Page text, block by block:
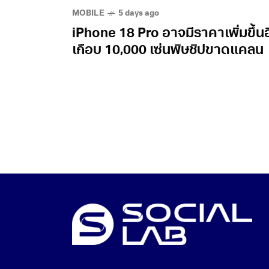
MOBILE 5 days ago
iPhone 18 Pro อาจมีราคาเพิ่มขึ้น
เกือบ 10,000 เซ่นพิษชิปขาดแคลน